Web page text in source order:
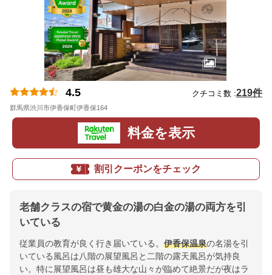
4.5 クチコミ数 :219件
群馬県渋川市伊香保町伊香保164
料金を表示
割引クーポンをチェック
老舗クラスの宿で黄金の湯の白金の湯の両方を引
いている
従業員の教育が良く行き届いている。 伊香保温泉の名湯を引
いている風呂は八階の展望風呂と二階の露天風呂が気持良
い。特に展望風呂は昼も雄大な山々が臨めて絶景だが夜はラ